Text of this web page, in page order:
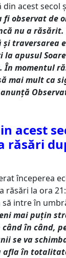
acest secol
fi observat de
nu a răsărit.
traversarea
apusul
În momentul
mai mult ca
acest
răsări
începerea
răsări la ora
intre în
mai puțin
în când,
se va
afla în